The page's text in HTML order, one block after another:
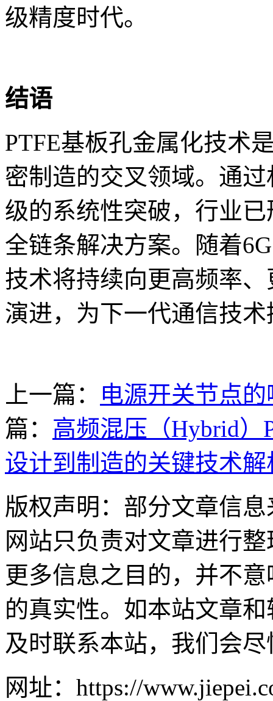
级精度时代。
结语
PTFE基板孔金属化技术
密制造的交叉领域。通
级的系统性突破，行业
全链条解决方案。随着
技术将持续向更高频率
演进，为下一代通信技
上一篇：
电源开关节点
篇： 高频混压（Hybrid）
设计到制造的关键技术解
版权声明：部分文章信
网站只负责对文章进行
更多信息之目的，并不
的真实性。如本站文章
及时联系本站，我们会
网址：https://